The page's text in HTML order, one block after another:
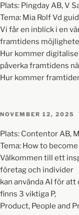
Plats: Pingday AB, V
Tema: Mia Rolf Vd
Vi får en inblick i en
framtidens
Hur kommer
påverka framtidens
Hur kommer
NOVEMBER 12, 2025
Plats: Contentor AB,
Tema: How to
Välkommen till ett
företag och individer
kan använda AI för
finns 3 viktiga P,
Product, People and